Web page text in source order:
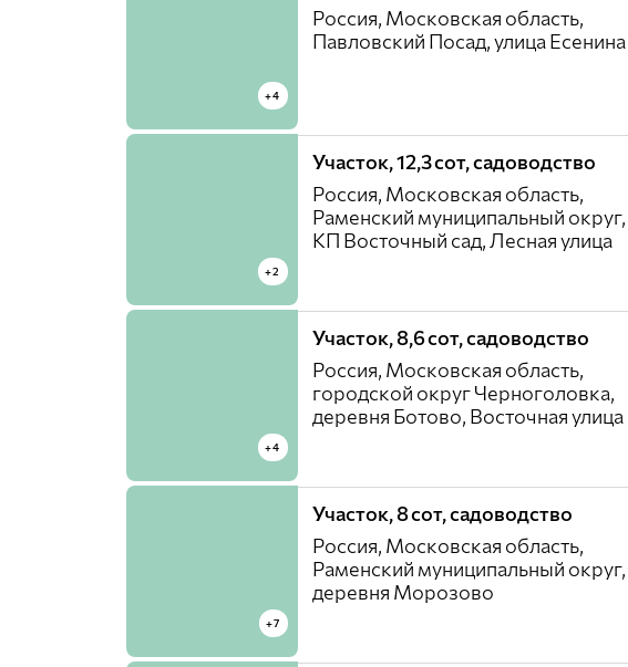
+4
Россия, Московская область,
Павловский Посад, улица Есенина
+2
Участок, 12,3 сот, садоводство
Россия, Московская область,
Раменский муниципальный округ,
КП Восточный cад, Лесная улица
+4
Участок, 8,6 сот, садоводство
Россия, Московская область,
городской округ Черноголовка,
деревня Ботово, Восточная улица
+7
Участок, 8 сот, садоводство
Россия, Московская область,
Раменский муниципальный округ,
деревня Морозово